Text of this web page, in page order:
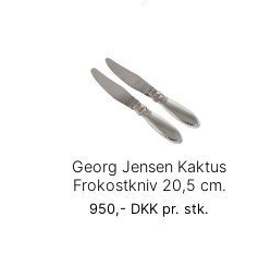
Georg Jensen Kaktus
Frokostkniv 20,5 cm.
950,- DKK pr. stk.